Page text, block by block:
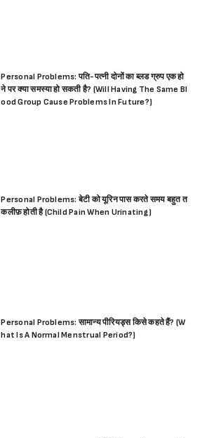
Personal Problems: पति-पत्नी दोनों का ब्लड ग्रुप एक हो
ने पर क्या समस्या हो सकती है? (Will Having The Same Bl
ood Group Cause Problems In Future?)
Personal Problems: बेटी को यूरिन पास करते समय बहुत त
कलीफ़ होती है (Child Pain When Urinating)
Personal Problems: सामान्य पीरियड्स किसे कहते हैं? (W
hat Is A Normal Menstrual Period?)